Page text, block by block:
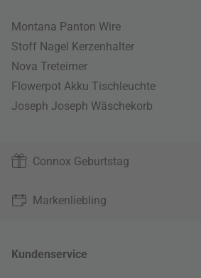
Montana Panton Wire
Stoff Nagel Kerzenhalter
Nova Treteimer
Flowerpot Akku Tischleuchte
Joseph Joseph Wäschekorb
Connox Geburtstag
Markenliebling
Kundenservice